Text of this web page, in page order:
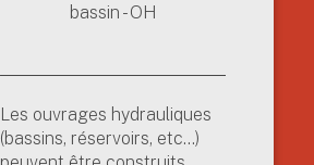
bassin - OH
Les ouvrages hydrauliques
(bassins, réservoirs, etc...)